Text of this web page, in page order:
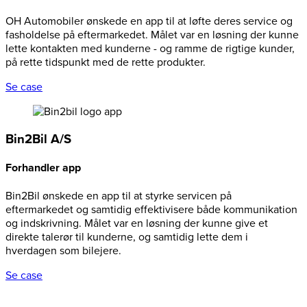
OH Automobiler ønskede en app til at løfte deres service og
fasholdelse på eftermarkedet. Målet var en løsning der kunne
lette kontakten med kunderne - og ramme de rigtige kunder,
på rette tidspunkt med de rette produkter.
Se case
Bin2Bil A/S
Forhandler app
Bin2Bil ønskede en app til at styrke servicen på
eftermarkedet og samtidig effektivisere både kommunikation
og indskrivning. Målet var en løsning der kunne give et
direkte talerør til kunderne, og samtidig lette dem i
hverdagen som bilejere.
Se case